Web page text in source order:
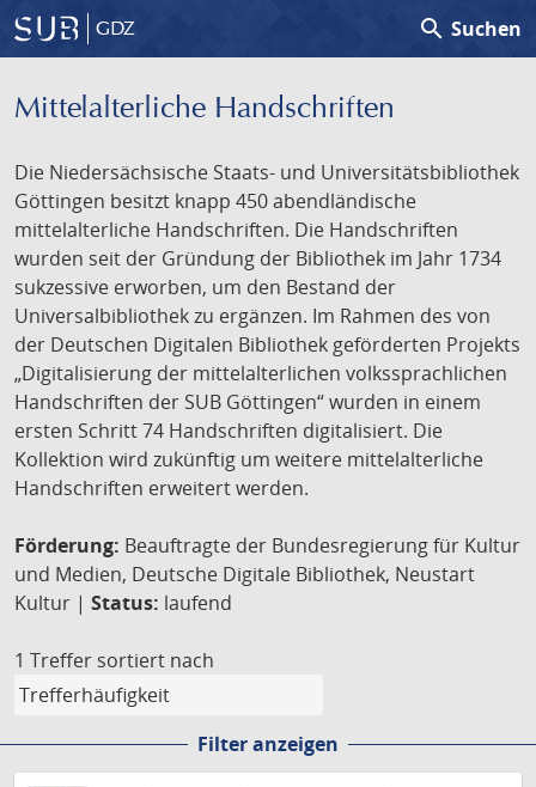
GDZ search Suchen
Mittelalterliche Handschriften
Die Niedersächsische Staats- und Universitätsbibliothek
Göttingen besitzt knapp 450 abendländische
mittelalterliche Handschriften. Die Handschriften
wurden seit der Gründung der Bibliothek im Jahr 1734
sukzessive erworben, um den Bestand der
Universalbibliothek zu ergänzen. Im Rahmen des von
der Deutschen Digitalen Bibliothek geförderten Projekts
„Digitalisierung der mittelalterlichen volkssprachlichen
Handschriften der SUB Göttingen“ wurden in einem
ersten Schritt 74 Handschriften digitalisiert. Die
Kollektion wird zukünftig um weitere mittelalterliche
Handschriften erweitert werden.
Förderung: Beauftragte der Bundesregierung für Kultur
und Medien, Deutsche Digitale Bibliothek, Neustart
Kultur | Status: laufend
1 Treffer sortiert nach
Filter anzeigen